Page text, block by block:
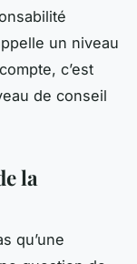
un niveau
c’est
de conseil
la
qu’une